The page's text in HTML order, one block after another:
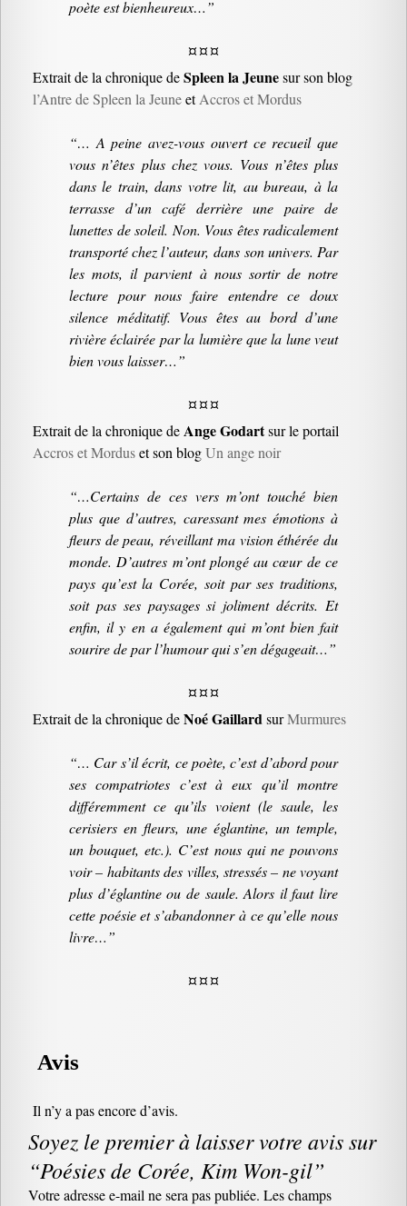
poète est bienheureux…”
¤ ¤ ¤
Extrait de la chronique deSpleen la Jeunesur son blog
l’Antre de Spleen la JeuneetAccros et Mordus
“… A peine avez-vous ouvert ce recueil que
vous n’êtes plus chez vous. Vous n’êtes plus
dans le train, dans votre lit, au bureau, à la
terrasse d’un café derrière une paire de
lunettes de soleil. Non. Vous êtesradicalement
transportéchez l’auteur, dans son univers. Par
les mots, il parvient à nous sortir de notre
lecture pour nous faire entendre ce doux
silence méditatif. Vous êtes au bord d’une
rivière éclairée par la lumière que la lune veut
bien vous laisser…”
¤ ¤ ¤
Extrait de la chronique deAnge Godartsur le portail
Accros et Morduset son blogUn ange noir
“…Certains de ces vers m’ont touché bien
plus que d’autres, caressant mes émotions à
fleurs de peau, réveillant ma vision éthérée du
monde. D’autres m’ont plongé au cœur de ce
pays qu’est la Corée, soit par ses traditions,
soit pas ses paysages si joliment décrits. Et
enfin, il y en a également qui m’ont bien fait
sourire de par l’humour qui s’en dégageait…”
¤ ¤ ¤
Extrait de la chronique deNoé GaillardsurMurmures
“… Car s’il écrit, ce poète, c’est d’abord pour
ses compatriotes c’est à eux qu’il montre
différemment ce qu’ils voient (le saule, les
cerisiers en fleurs, une églantine, un temple,
un bouquet, etc.). C’est nous qui ne pouvons
voir – habitants des villes, stressés – ne voyant
plus d’églantine ou de saule. Alors il faut lire
cette poésie et s’abandonner à ce qu’elle nous
livre…”
¤ ¤ ¤
Avis
Il n’y a pas encore d’avis.
Soyez le premier à laisser votre avis sur
“Poésies de Corée, Kim Won-gil”
Votre adresse e-mail ne sera pas publiée. Les champs